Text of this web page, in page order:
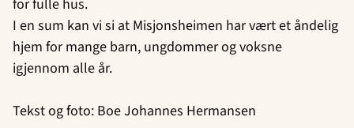
for fulle hus.
I en sum kan vi si at Misjonsheimen har vært et åndelig
hjem for mange barn, ungdommer og voksne
igjennom alle år.
Tekst og foto: Boe Johannes Hermansen